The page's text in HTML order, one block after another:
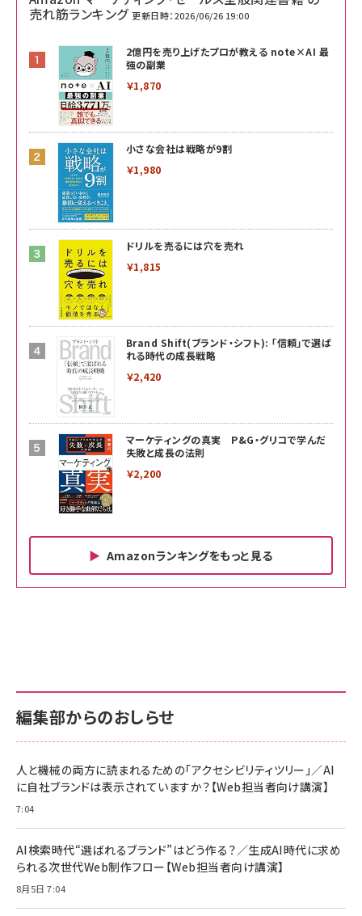
売れ筋ランキング 更新日時：2026/06/26 19:00
2億円を売り上げたプロが教える note×AI 最
強の副業
￥1,870
小さな会社は戦略が9割
￥1,980
ドリルを売るには穴を売れ
￥1,815
Brand Shift(ブランド・シフト): 「信頼」で選ば
れる時代の成長戦略
￥2,420
マーケティングの真実 P&G・グリコで学んだ
失敗と成長の法則
￥2,200
Amazonランキングをもっと見る
￥880
anan(アンアン)2026/06/24号 No.2500増刊
スペシャルエディション[王道エンタメの矜持／
￥1,100
年後半、あなたの恋と運命／山田涼介]
￥880
サポート正規品 メーカー保証5年 KLMEA128G
NIMASO ガラスフィルム iPhone 17 用 保護フィ
すい ガイド枠付き いPhone17 (6.3インチ) 対応
2枚セット DSP25F1698
￥1,599
【New】Amazon Fire TV Stick HD | 手軽にスト
レイヤー
￥6,980
Anker Soundcore P31i (Bluetooth 6.1) 【完
サポート正規品 メーカー保証5年 KLMEA128G
Amazon eギフトカード - Amazonロゴ - クラ
￥5,000
ケーブル Anker絡まないケーブル 240W 結束バン
17 / 16 / 15 / Galaxy iPad Pro MacBook
Pro/Air 各種対応 (1.8m ミッドナイトブラック)
￥1,890
編集部からのおしらせ
人と機械の両方に読まれるための「アクセシビリティツリー」／AI
に自社ブランドは表示されていますか？【Web担当者向け講演】
7:04
AI検索時代“選ばれるブランド”はどう作る？／生成AI時代に求め
られる次世代Web制作フロー【Web担当者向け講演】
8月5日 7:04